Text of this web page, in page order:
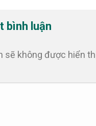
bình luận
sẽ không được hiển